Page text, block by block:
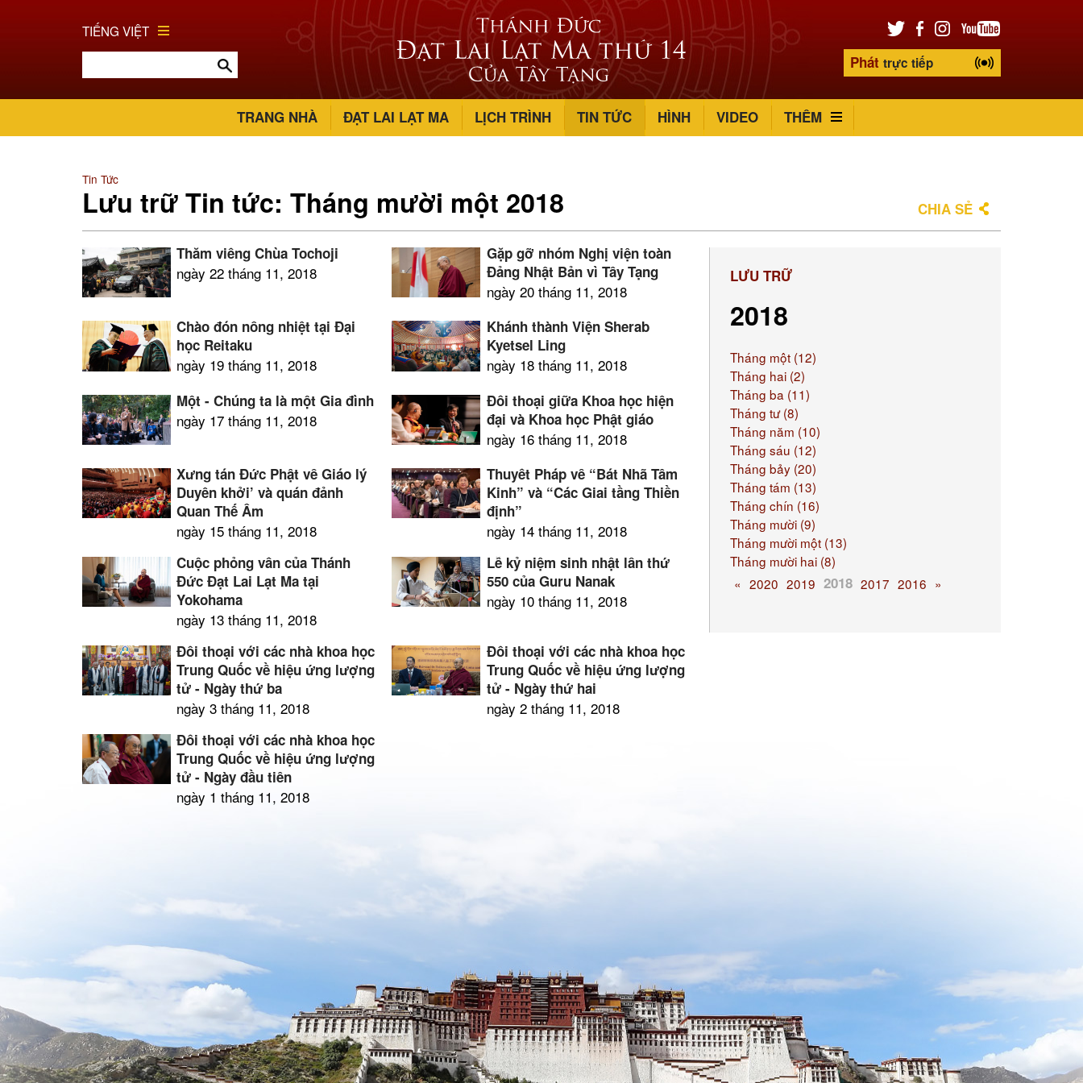
TIẾNG VIỆT
Phát trực tiếp
TRANG NHÀ ĐẠT LAI LẠT MA LỊCH TRÌNH TIN TỨC HÌNH VIDEO THÊM
Tin Tức
Lưu trữ Tin tức: Tháng mười một 2018 CHIA SẺ
Thăm viếng Chùa Tochoji
ngày 22 tháng 11, 2018
Gặp gỡ nhóm Nghị viện toàn
Đảng Nhật Bản vì Tây Tạng
ngày 20 tháng 11, 2018
Chào đón nồng nhiệt tại Đại
học Reitaku
ngày 19 tháng 11, 2018
Khánh thành Viện Sherab
Kyetsel Ling
ngày 18 tháng 11, 2018
Một - Chúng ta là một Gia đình
ngày 17 tháng 11, 2018
Đối thoại giữa Khoa học hiện
đại và Khoa học Phật giáo
ngày 16 tháng 11, 2018
Xưng tán Đức Phật về Giáo lý
Duyên khởi’ và quán đảnh
Quan Thế Âm
ngày 15 tháng 11, 2018
Thuyết Pháp về “Bát Nhã Tâm
Kinh” và “Các Giai tầng Thiền
định”
ngày 14 tháng 11, 2018
Cuộc phỏng vấn của Thánh
Đức Đạt Lai Lạt Ma tại
Yokohama
ngày 13 tháng 11, 2018
Lễ kỷ niệm sinh nhật lần thứ
550 của Guru Nanak
ngày 10 tháng 11, 2018
Đối thoại với các nhà khoa học
Trung Quốc về hiệu ứng lượng
tử - Ngày thứ ba
ngày 3 tháng 11, 2018
Đối thoại với các nhà khoa học
Trung Quốc về hiệu ứng lượng
tử - Ngày thứ hai
ngày 2 tháng 11, 2018
Đối thoại với các nhà khoa học
Trung Quốc về hiệu ứng lượng
tử - Ngày đầu tiên
ngày 1 tháng 11, 2018
LƯU TRỮ
2018
Tháng một (12)
Tháng hai (2)
Tháng ba (11)
Tháng tư (8)
Tháng năm (10)
Tháng sáu (12)
Tháng bảy (20)
Tháng tám (13)
Tháng chín (16)
Tháng mười (9)
Tháng mười một (13)
Tháng mười hai (8)
« 2020 2019 2018 2017 2016 »